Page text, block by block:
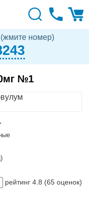
номер)
№1
)
рейтинг 4.8 (65 оценок)